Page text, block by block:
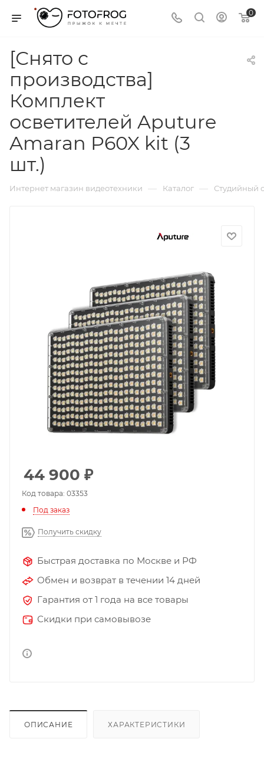
0
[Снято с
производства]
Комплект
осветителей Aputure
Amaran P60X kit (3
шт.)
Интернет магазин видеотехники — Каталог — Студийный
44 900 ₽
Код товара: 03353
Под заказ
Получить скидку
Быстрая доставка по Москве и РФ
Обмен и возврат в течении 14 дней
Гарантия от 1 года на все товары
Скидки при самовывозе
ОПИСАНИЕ ХАРАКТЕРИСТИКИ